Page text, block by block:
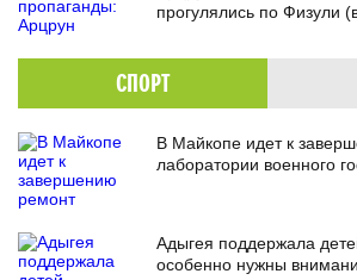
прогулялись по Физули
СПОРТ
В Майкопе идет к
лаборатории военного
Адыгея поддержала
особенно нужны